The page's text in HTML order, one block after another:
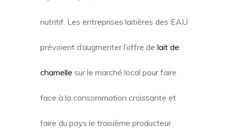
nutritif. Les entreprises laitières des EAU
prévoient d’augmenter l’offre de lait de
chamelle sur le marché local pour faire
face à la consommation croissante et
faire du pays le troisième producteur